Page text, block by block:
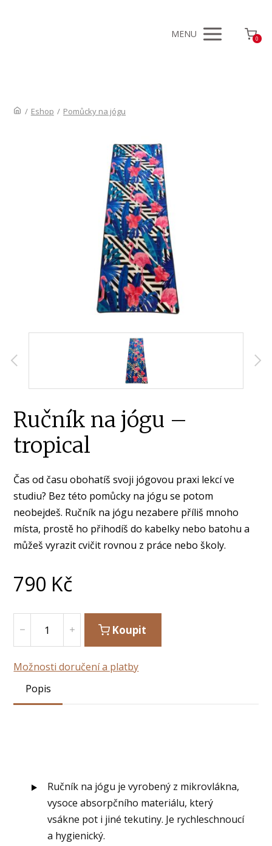
MENU 0
/ Eshop / Pomůcky na jógu
Ručník na jógu –
tropical
Čas od času obohatíš svoji jógovou praxi lekcí ve
studiu? Bez této pomůcky na jógu se potom
neobejdeš. Ručník na jógu nezabere příliš mnoho
místa, prostě ho přihodíš do kabelky nebo batohu a
můžeš vyrazit cvičit rovnou z práce nebo školy.
790 Kč
Koupit
Možnosti doručení a platby
Popis
Ručník na jógu je vyrobený z mikrovlákna,
vysoce absorpčního materiálu, který
vsákne pot i jiné tekutiny. Je rychleschnoucí
a hygienický.